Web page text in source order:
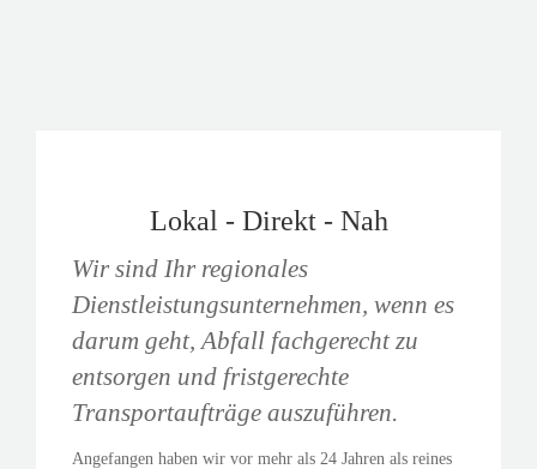
Lokal - Direkt - Nah
Wir sind Ihr regionales
Dienstleistungsunternehmen, wenn es
darum geht, Abfall fachgerecht zu
entsorgen und fristgerechte
Transportaufträge auszuführen.
Angefangen haben wir vor mehr als 24 Jahren als reines